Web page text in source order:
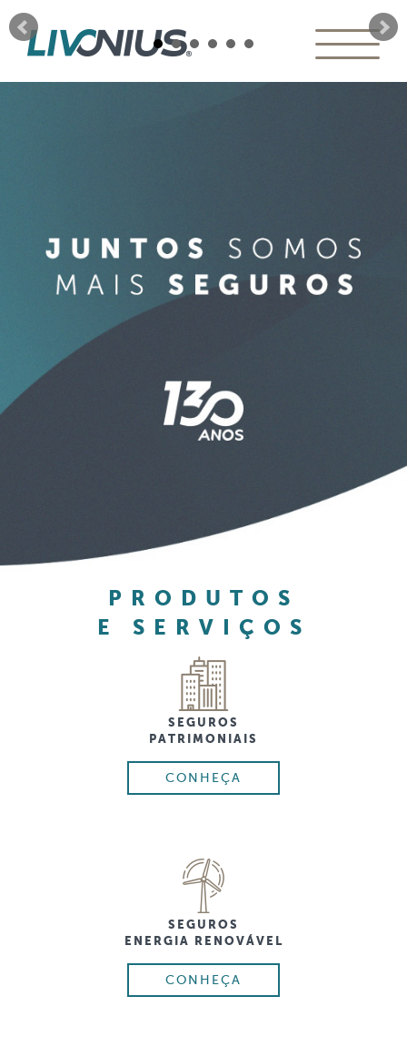
PRODUTOS
E SERVIÇOS
SEGUROS
PATRIMONIAIS
CONHEÇA
SEGUROS
ENERGIA RENOVÁVEL
CONHEÇA